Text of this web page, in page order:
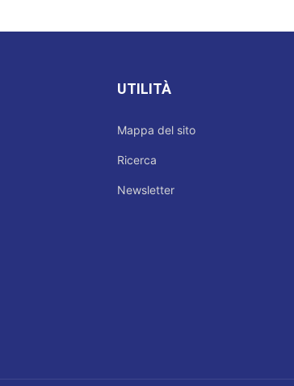
UTILITÀ
Mappa del sito
Ricerca
Newsletter